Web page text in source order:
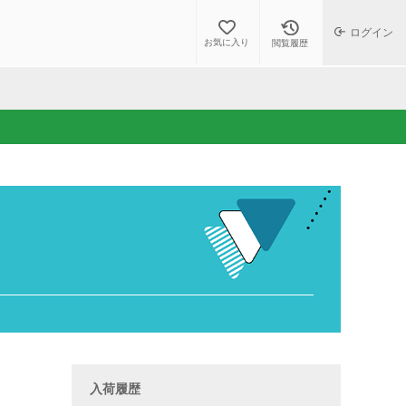
お気に入り 閲覧履歴
ログイン
入荷履歴